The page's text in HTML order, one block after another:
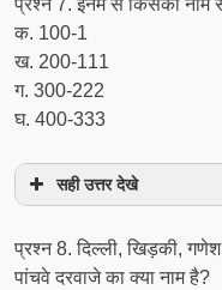
प्रश्‍न 7. इनमे से किसका
क. 100-1
ख. 200-111
ग. 300-222
घ. 400-333
सही उत्तर देखे
प्रश्‍न 8. दिल्ली, खिड़की,
पांचवे दरवाजे का क्या नाम है?